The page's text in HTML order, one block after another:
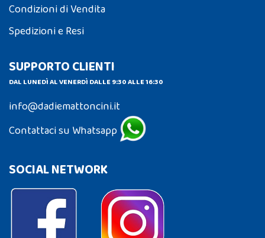
Condizioni di Vendita
Spedizioni e Resi
SUPPORTO CLIENTI
DAL LUNEDÌ AL VENERDÌ DALLE 9:30 ALLE 16:30
info@dadiemattoncini.it
Contattaci su Whatsapp
SOCIAL NETWORK